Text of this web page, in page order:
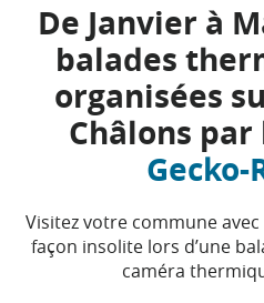
De Janvier à
balades
organisées
Châlons par
Gecko-
Visitez votre commune
façon insolite lors d’une
caméra